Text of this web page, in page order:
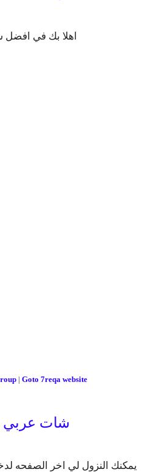
اهلا بك في
| Goto 7reqa website
شات عربي
يمكنك النزول لي اخر الصفحه